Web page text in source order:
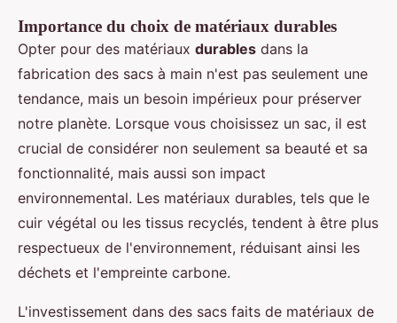
Importance du choix de matériaux durables
Opter pour des matériaux durables dans la
fabrication des sacs à main n'est pas seulement une
tendance, mais un besoin impérieux pour préserver
notre planète. Lorsque vous choisissez un sac, il est
crucial de considérer non seulement sa beauté et sa
fonctionnalité, mais aussi son impact
environnemental. Les matériaux durables, tels que le
cuir végétal ou les tissus recyclés, tendent à être plus
respectueux de l'environnement, réduisant ainsi les
déchets et l'empreinte carbone.
L'investissement dans des sacs faits de matériaux de